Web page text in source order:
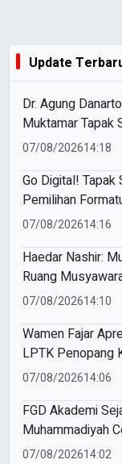
Update
Dr. Agung
Muktamar Tapak
Organisasi Ko
07/08/202614:18
Go Digital! Tapak
Pemilihan
07/08/202614:16
Haedar Nashir:
Ruang
07/08/202614:10
Wamen Fajar
LPTK Penopang
Indonesia
07/08/202614:06
FGD Akademi
Muhammadiyah
07/08/202614:02